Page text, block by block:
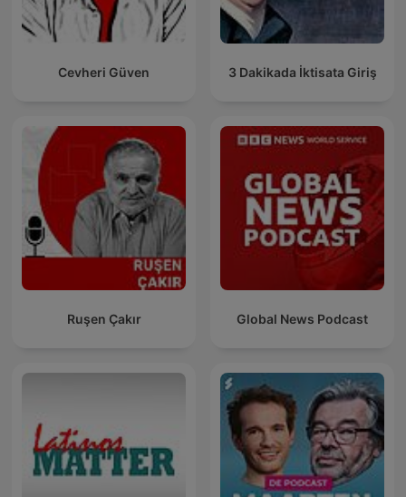
Cevheri Güven 3 Dakikada İktisata Giriş
Ruşen Çakır Global News Podcast